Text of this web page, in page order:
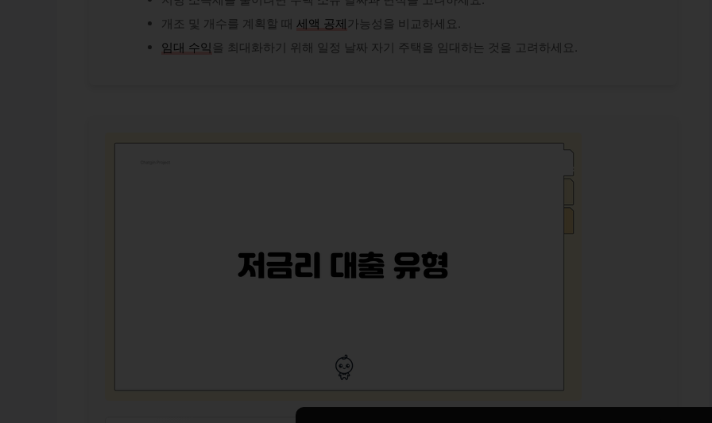
개조 및 개수를 계획할 때 세액 공제 가능성을 비교하세요.
임대 수익 을 최대화하기 위해 일정 날짜 자기 주택을 임대하는 것을 고려하세요.